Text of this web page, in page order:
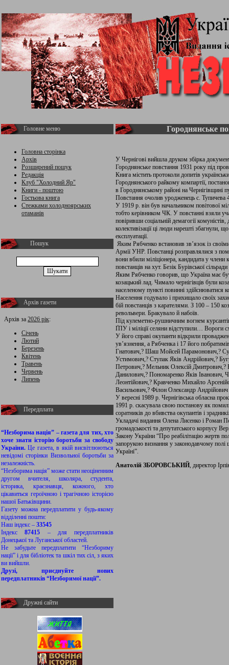
Головне меню
Головна сторінка
Архів
Розширений пошук
Редакція
Клуб "Холодний Яр"
Книги - поштою
Гостьова книга
Стежками холодноярських
отаманів
Пошук
Архів газети
Архів за 2026 рік:
Січень
Лютий
Березень
Квітень
Травень
Червень
Липень
Передплата
“Незборима нація” – газета для тих, хто
хоче знати історію боротьби за свободу
України.Це газета, в якій висвітлюються
невідомі сторінки Визвольної боротьби за
незалежність.
“Незборима нація” може стати неоціненним
другом вчителя, школяра, студента,
історика, краєзнавця, кожного, хто
цікавиться героїчною і трагічною історією
нашої Батьківщини.
Газету можна передплатити у будь-якому
відділенні пошти:
Наш індекс – 33545
Індекс87415 – для передплатників
Донецької та Луганської областей.
Не забудьте передплатити “Незбориму
нації” і для бібліотек та шкіл тих сіл, з яких
ви вийшли.
Друзі, приєднуйте нових
передплатників “Незборимої нації”.
Дружні сайти
Городнянське
У Чернігові вийшла друком збірка
Городнянське повстання 1931 року під
Книга містить протоколи допитів
Городнянського райкому компартії,
в Городнянському районі на Чернігівщині
Повстання очолив уродженець с. Тупичева
У 1919 р. він був начальником повітової
тобто керівником ЧК. У повстанні взяли
повіривши соціальній демагогії
колективізації ці люди нарешті збагнули,
експлуатації.
Яким Рябченко встановив зв’язок із
Армії УНР. Повстанці розправлялися з
вони вбили міліціонера, кандидата у
повстанців на хут. Безік Бурівської
Яким Рябченко говорив, що Україна має
козацький лад. Чимало чернігівців були
населеному пункті повинні
Населення годувало і прихищало своїх
бій повстанців з карателями. З 100 – 150
револьвери. Бракувало й набоїв.
Під кулеметно-рушничним вогнем
ҐПУ і міліції селяни відступили… Вороги
У його справі окупанти відкрили
ув’язнення, а Рябченка і 17 його
Гнатович,? Шаш Мойсей Парамонович,?
Устимович,? Ступак Яків Андрійович,?
Петрович,? Мельник Олексій Дмитрович,?
Данилович,? Пономаренко Яків Іванович,
Леонтійович,? Кравченко Михайло
Васильович,? Філон Олександр
У вересні 1989 р. Чернігівська обласна
1991 р. скасувала свою постанову як
соратників до вбивства окупантів і
Укладачі видання Олена Лисенко і Роман
громадськості та депутатського корпусу
Закону України “Про реабілітацію жертв
запорукою визнання у законодавчому
Україні”.
Анатолій ЗБОРОВСЬКИЙ, директор